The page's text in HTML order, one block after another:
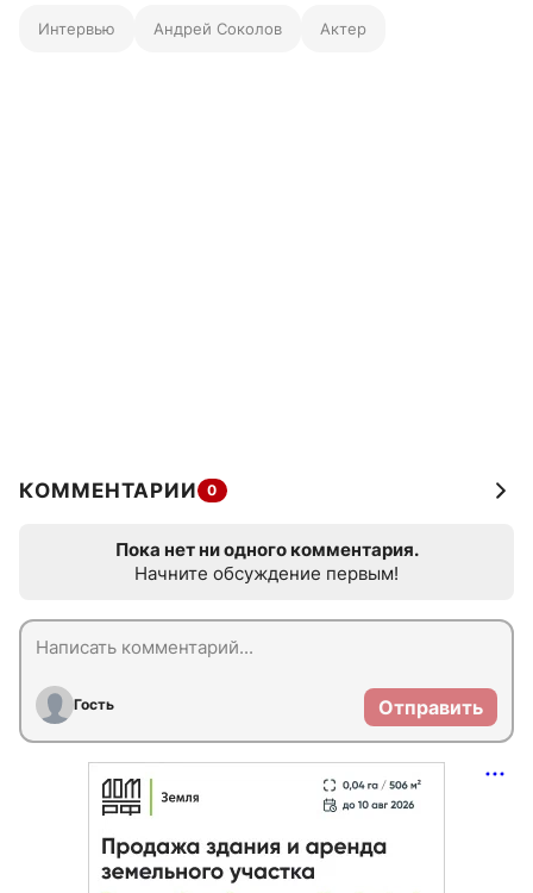
Интервью Андрей Соколов Актер
КОММЕНТАРИИ 0
Пока нет ни одного комментария.
Начните обсуждение первым!
Гость Отправить